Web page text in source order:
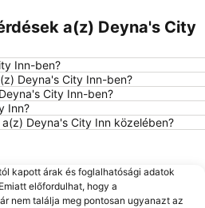
a(z) Deyna's City
Inn-ben?
Deyna's City Inn-ben?
City Inn-ben?
Inn?
Deyna's City Inn közelében?
kapott árak és foglalhatósági adatok
előfordulhat, hogy a
nem találja meg pontosan ugyanazt az